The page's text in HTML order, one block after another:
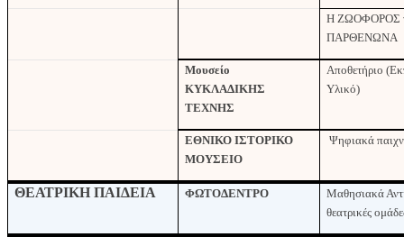
Η ΖΩΟΦΟΡΟΣ
ΠΑΡΘΕΝΩΝΑ
Μουσείο
ΚΥΚΛΑΔΙΚΗΣ
ΤΕΧΝΗΣ
Αποθετήριο
Υλικό)
ΕΘΝΙΚΟ ΙΣΤΟΡΙΚΟ
ΜΟΥΣΕΙΟ
Ψηφιακά
ΘΕΑΤΡΙΚΗ ΠΑΙΔΕΙΑ ΦΩΤΟΔΕΝΤΡΟ
Μαθησιακά
θεατρικές